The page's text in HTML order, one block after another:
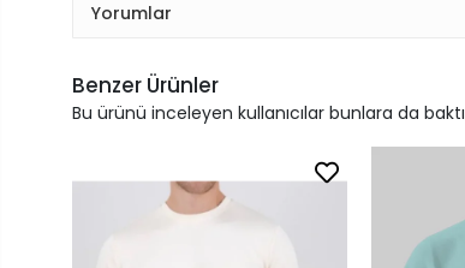
Yorumlar
Benzer Ürünler
Bu ürünü inceleyen kullanıcılar bunlara da baktı